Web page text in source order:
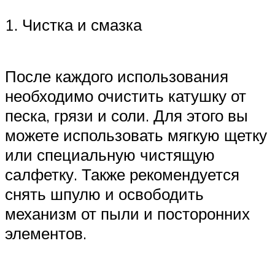
1. Чистка и смазка
После каждого использования
необходимо очистить катушку от
песка, грязи и соли. Для этого вы
можете использовать мягкую щетку
или специальную чистящую
салфетку. Также рекомендуется
снять шпулю и освободить
механизм от пыли и посторонних
элементов.